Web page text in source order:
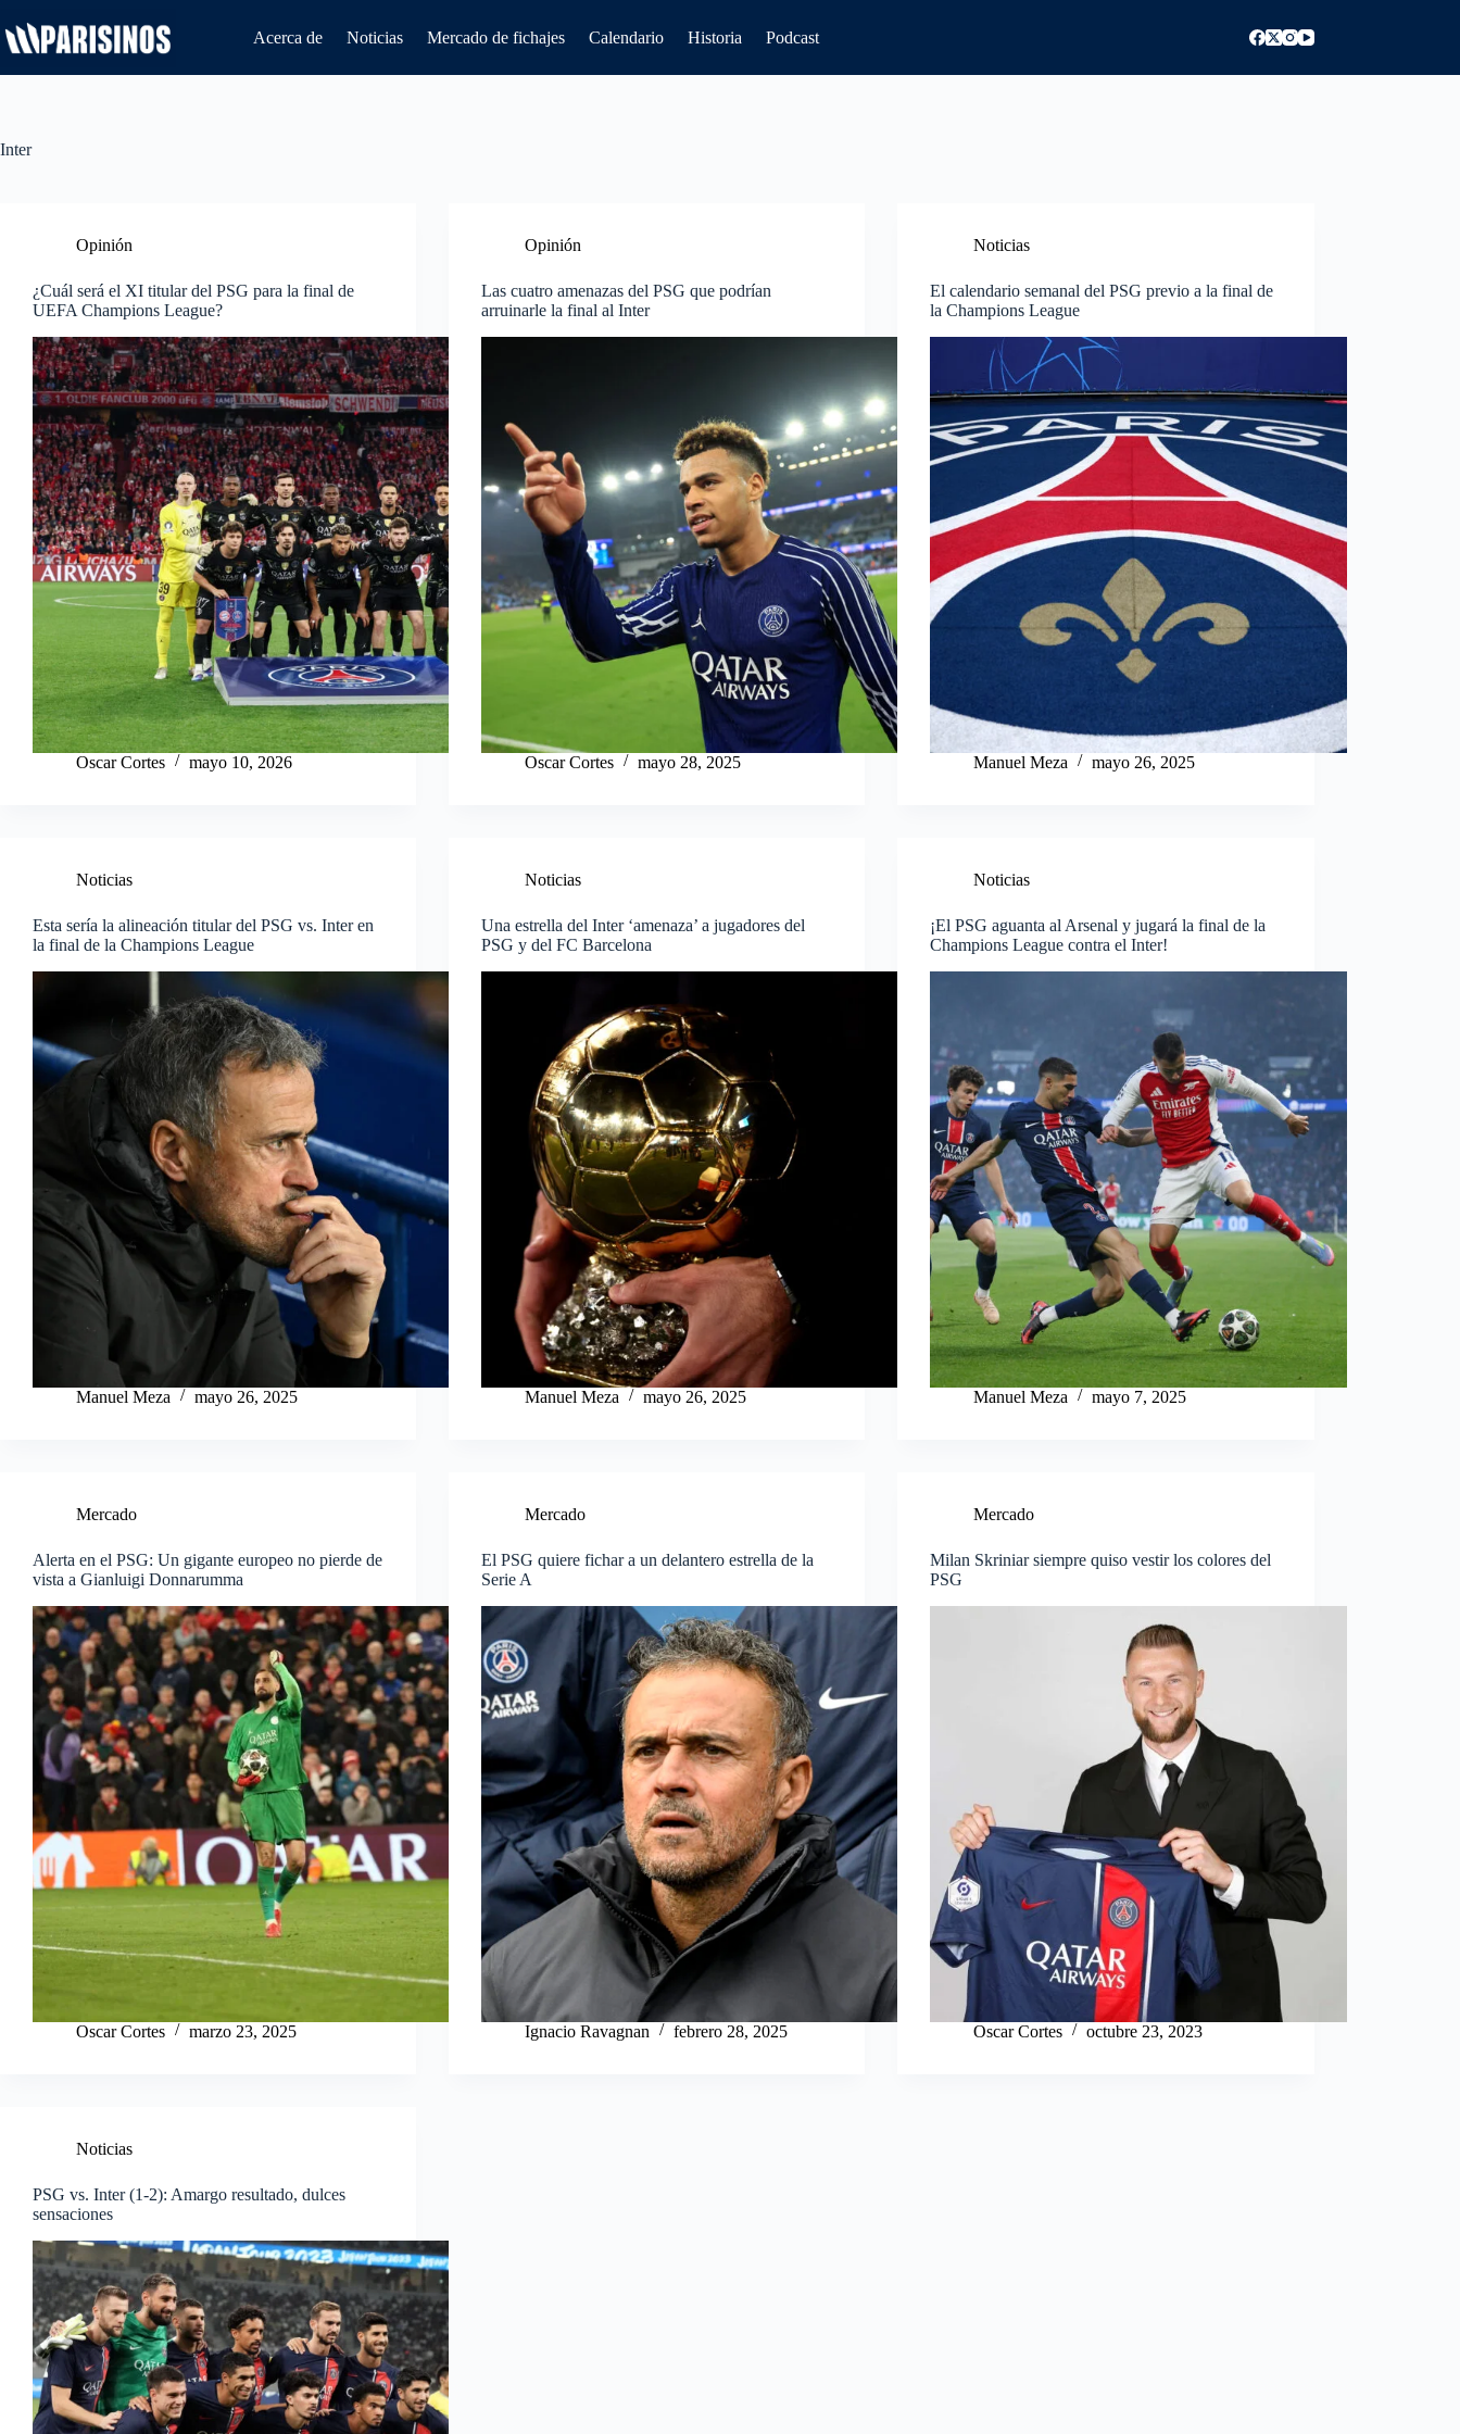
al
contenido
Acerca de Noticias Mercado de fichajes Calendario Historia Podcast
Inter
Opinión
¿Cuál será el XI titular del PSG para la final de
UEFA Champions League?
Oscar Cortes mayo 10, 2026
Opinión
Las cuatro amenazas del PSG que podrían
arruinarle la final al Inter
Oscar Cortes mayo 28, 2025
Noticias
El calendario semanal del PSG previo a la final de
la Champions League
Manuel Meza mayo 26, 2025
Noticias
Esta sería la alineación titular del PSG vs. Inter en
la final de la Champions League
Manuel Meza mayo 26, 2025
Noticias
Una estrella del Inter ‘amenaza’ a jugadores del
PSG y del FC Barcelona
Manuel Meza mayo 26, 2025
Noticias
¡El PSG aguanta al Arsenal y jugará la final de la
Champions League contra el Inter!
Manuel Meza mayo 7, 2025
Mercado
Alerta en el PSG: Un gigante europeo no pierde de
vista a Gianluigi Donnarumma
Oscar Cortes marzo 23, 2025
Mercado
El PSG quiere fichar a un delantero estrella de la
Serie A
Ignacio Ravagnan febrero 28, 2025
Mercado
Milan Skriniar siempre quiso vestir los colores del
PSG
Oscar Cortes octubre 23, 2023
Noticias
PSG vs. Inter (1-2): Amargo resultado, dulces
sensaciones